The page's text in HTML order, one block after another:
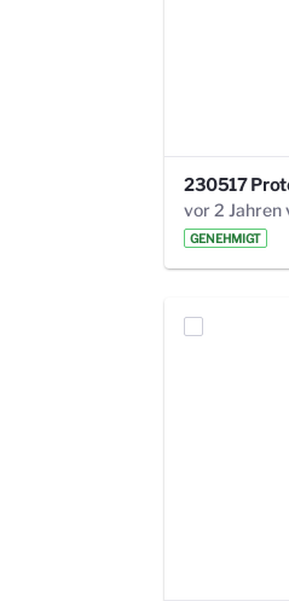
GENEHMIGT